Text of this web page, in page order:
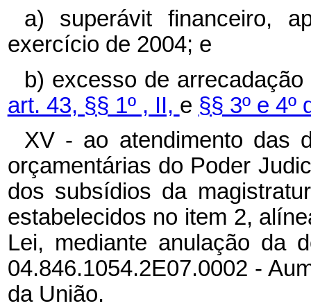
a) superávit financeiro,
exercício de 2004; e
b) excesso de
art. 43, §§ 1º , II, e §§ 3º e 4º
XV - ao atendimento das
orçamentárias do Poder
dos subsídios da
estabelecidos no item 2,
Lei, mediante anulação da
04.846.1054.2E07.0002 -
da União.